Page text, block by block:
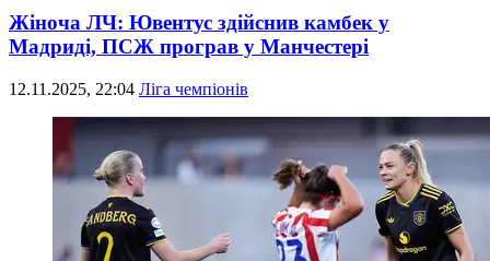
Жіноча ЛЧ: Ювентус здійснив камбек у
Мадриді, ПСЖ програв у Манчестері
12.11.2025, 22:04 Ліга чемпіонів